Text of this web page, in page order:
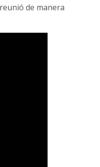
de manera